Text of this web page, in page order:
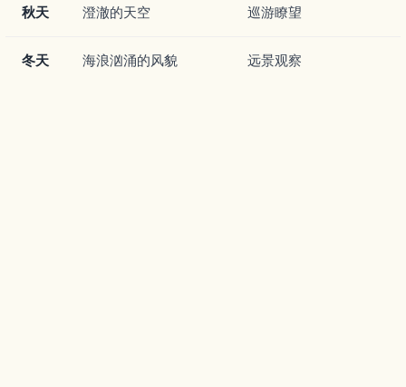
秋天 澄澈的天空 巡游瞭望
冬天 海浪汹涌的风貌 远景观察